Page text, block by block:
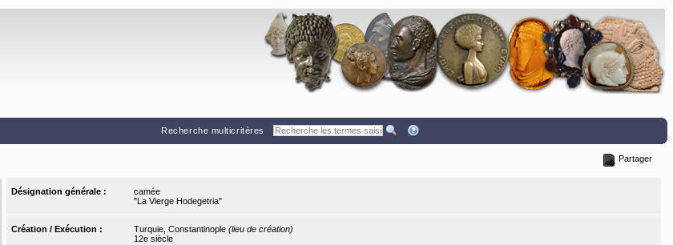
Recherche multicritères
Partager
Désignation générale :
camée
"La Vierge Hodegetria"
Création / Exécution : Turquie, Constantinople (lieu de création)
12e siècle